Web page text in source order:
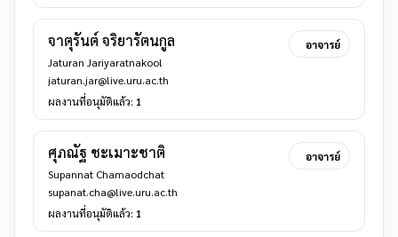
จาตุรันต์ จริยารัตนกูล
Jaturan Jariyaratnakool
jaturan.jar@live.uru.ac.th
ผลงานที่อนุมัติแล้ว: 1
อาจารย์
ศุภณัฐ ชะเมาะชาติ
Supannat Chamaodchat
supanat.cha@live.uru.ac.th
ผลงานที่อนุมัติแล้ว: 1
อาจารย์